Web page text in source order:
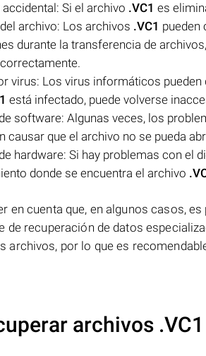
Si el archivo .VC1 es
archivo: Los archivos .VC1 pueden
durante la transferencia de
virus: Los virus informáticos
está infectado, puede volverse
software: Algunas veces, los
causar que el archivo no se pueda
hardware: Si hay problemas con el
donde se encuentra el archivo
en cuenta que, en algunos casos,
de recuperación de datos
archivos, por lo que es
archivos